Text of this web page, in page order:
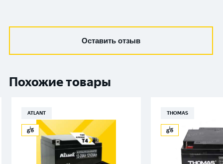
Оставить отзыв
Похожие товары
ATLANT THOMAS